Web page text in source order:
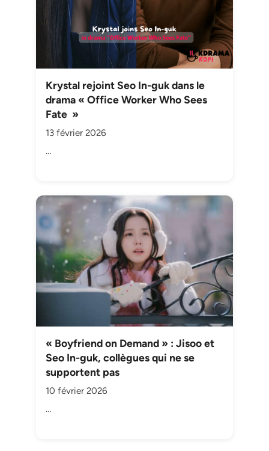
Krystal rejoint Seo In-guk dans le
drama « Office Worker Who Sees
Fate »
13 février 2026
…
« Boyfriend on Demand » : Jisoo et
Seo In-guk, collègues qui ne se
supportent pas
10 février 2026
…